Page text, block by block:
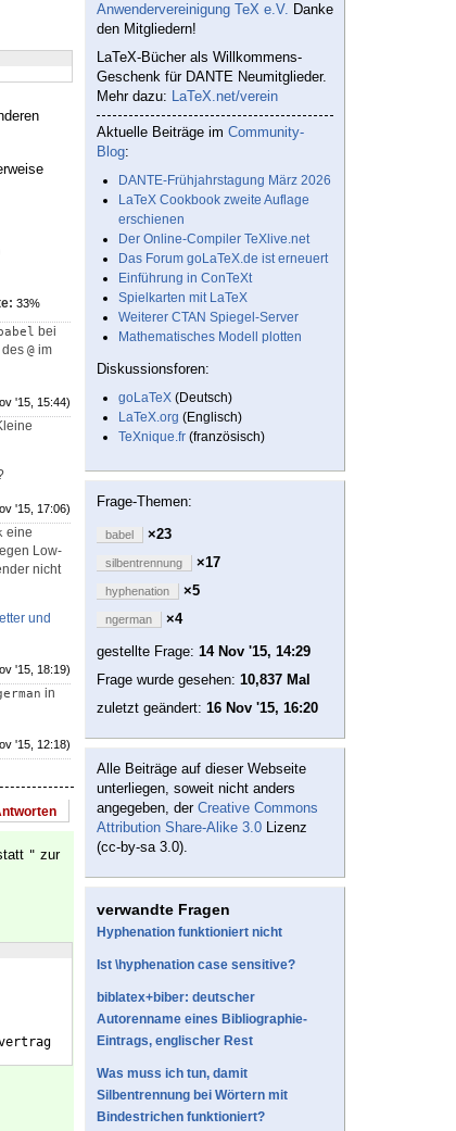
33%
babel bei
des @ im
'15, 15:44)
'15, 17:06)
eine
Low-
nicht
und
'15, 18:19)
in
'15, 12:18)
" zur
Anwendervereinigung TeX e.V. Danke
den Mitgliedern!
LaTeX-Bücher als Willkommens-
Geschenk für DANTE Neumitglieder.
Mehr dazu: LaTeX.net/verein
Aktuelle Beiträge im Community-
Blog:
DANTE-Frühjahrstagung März 2026
LaTeX Cookbook zweite Auflage
erschienen
Der Online-Compiler TeXlive.net
Das Forum goLaTeX.de ist erneuert
Einführung in ConTeXt
Spielkarten mit LaTeX
Weiterer CTAN Spiegel-Server
Mathematisches Modell plotten
Diskussionsforen:
goLaTeX (Deutsch)
LaTeX.org (Englisch)
TeXnique.fr (französisch)
Frage-Themen:
babel ×23
silbentrennung ×17
hyphenation ×5
ngerman
×4
gestellte Frage: 14 Nov '15, 14:29
Frage wurde gesehen: 10,837 Mal
zuletzt geändert: 16 Nov '15, 16:20
Alle Beiträge auf dieser Webseite
unterliegen, soweit nicht anders
angegeben, der Creative Commons
Attribution Share-Alike 3.0 Lizenz
(cc-by-sa 3.0).
verwandte Fragen
Hyphenation funktioniert nicht
Ist \hyphenation case sensitive?
biblatex+biber: deutscher
Autorenname eines Bibliographie-
Eintrags, englischer Rest
Was muss ich tun, damit
Silbentrennung bei Wörtern mit
Bindestrichen funktioniert?